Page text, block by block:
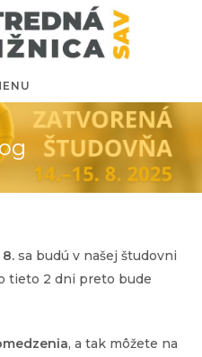
sa budú v našej študovni
tieto 2 dni preto bude
, a tak môžete na